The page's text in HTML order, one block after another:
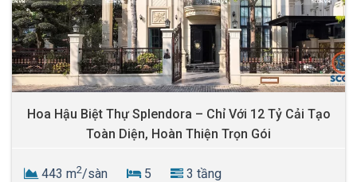
Hoa Hậu Biệt Thự Splendora – Chỉ Với 12 Tỷ Cải Tạo
Toàn Diện, Hoàn Thiện Trọn Gói
443 m2/sàn 5
3 tầng